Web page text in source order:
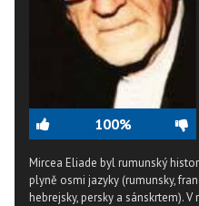
100%
Mircea Eliade byl rumunský
plyně osmi jazyky (rumunsky,
hebrejsky, persky a sánskrtem).